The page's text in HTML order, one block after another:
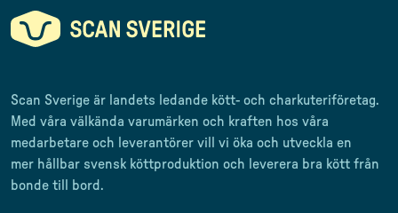
Scan Sverige är landets ledande kött- och charkuteriföretag.
Med våra välkända varumärken och kraften hos våra
medarbetare och leverantörer vill vi öka och utveckla en
mer hållbar svensk köttproduktion och leverera bra kött från
bonde till
bord.